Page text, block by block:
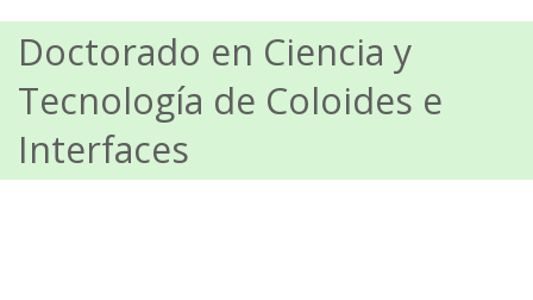
Doctorado en Ciencia y
Tecnología de Coloides e
Interfaces